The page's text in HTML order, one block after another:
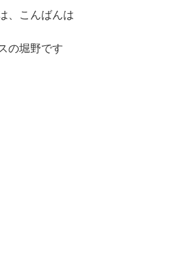
、こんばんは
の堀野です